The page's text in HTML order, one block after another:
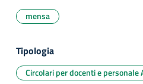
mensa
Tipologia
Circolari per docenti e personale